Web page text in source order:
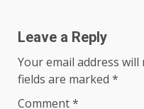
Leave a Reply
Your email address
fields are marked *
Comment*